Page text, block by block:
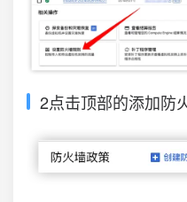
2点击顶部的添加防